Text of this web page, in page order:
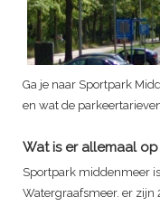
Ga je naar Sportpark
en wat de
Wat is er allemaal
Sportpark middenmeer
Watergraafsmeer. er zijn